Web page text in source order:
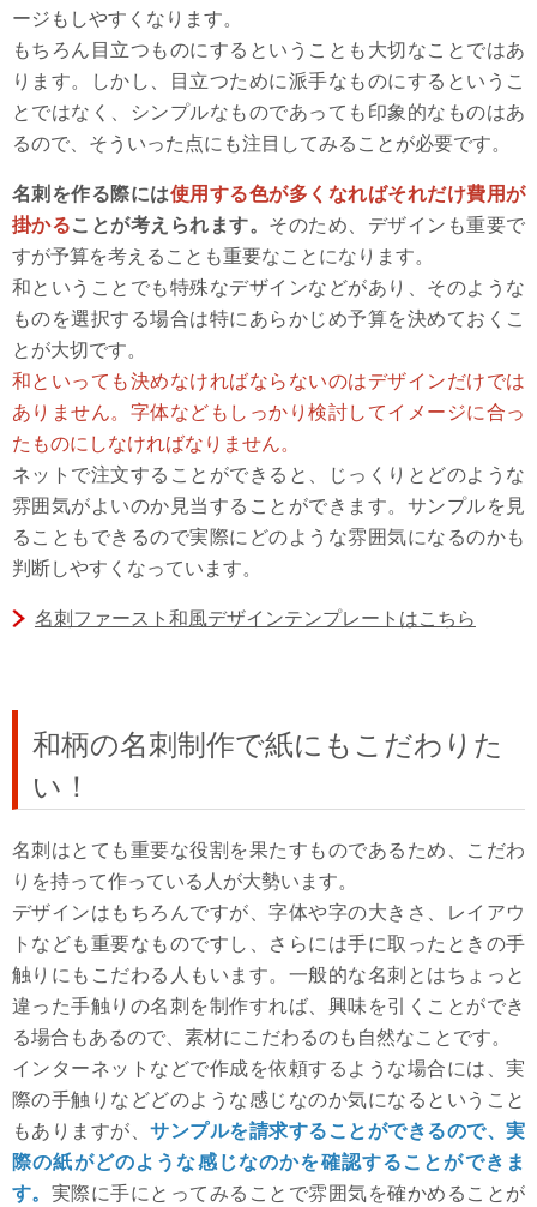
ージもしやすくなります。
もちろん目立つものにするということも大切なことではあ
ります。しかし、目立つために派手なものにするというこ
とではなく、シンプルなものであっても印象的なものはあ
るので、そういった点にも注目してみることが必要です。
名刺を作る際には使用する色が多くなればそれだけ費用が
掛かることが考えられます。 そのため、デザインも重要で
すが予算を考えることも重要なことになります。
和ということでも特殊なデザインなどがあり、そのような
ものを選択する場合は特にあらかじめ予算を決めておくこ
とが大切です。
和といっても決めなければならないのはデザインだけでは
ありません。字体などもしっかり検討してイメージに合っ
たものにしなければなりません。
ネットで注文することができると、じっくりとどのような
雰囲気がよいのか見当することができます。サンプルを見
ることもできるので実際にどのような雰囲気になるのかも
判断しやすくなっています。
名刺ファースト和風デザインテンプレートはこちら
和柄の名刺制作で紙にもこだわりた
い！
名刺はとても重要な役割を果たすものであるため、こだわ
りを持って作っている人が大勢います。
デザインはもちろんですが、字体や字の大きさ、レイアウ
トなども重要なものですし、さらには手に取ったときの手
触りにもこだわる人もいます。一般的な名刺とはちょっと
違った手触りの名刺を制作すれば、興味を引くことができ
る場合もあるので、素材にこだわるのも自然なことです。
インターネットなどで作成を依頼するような場合には、実
際の手触りなどどのような感じなのか気になるということ
もありますが、サンプルを請求することができるので、実
際の紙がどのような感じなのかを確認することができま
す。 実際に手にとってみることで雰囲気を確かめることが